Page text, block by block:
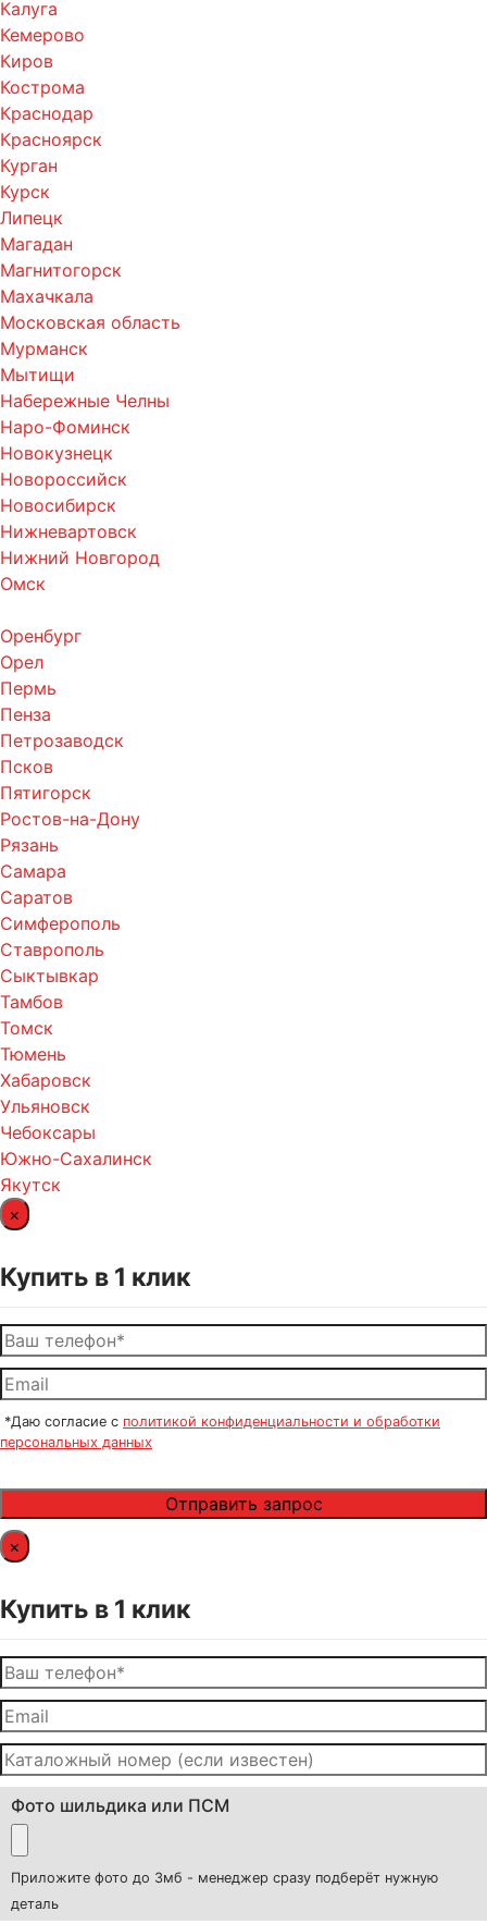
Калуга
Кемерово
Киров
Кострома
Краснодар
Красноярск
Курган
Курск
Липецк
Магадан
Магнитогорск
Махачкала
Московская область
Мурманск
Мытищи
Набережные Челны
Наро-Фоминск
Новокузнецк
Новороссийск
Новосибирск
Нижневартовск
Нижний Новгород
Омск
Оренбург
Орел
Пермь
Пенза
Петрозаводск
Псков
Пятигорск
Ростов-на-Дону
Рязань
Самара
Саратов
Симферополь
Ставрополь
Сыктывкар
Тамбов
Томск
Тюмень
Хабаровск
Ульяновск
Чебоксары
Южно-Сахалинск
Якутск
×
Купить в 1 клик
*Даю согласие с политикой конфиденциальности и обработки
персональных данных
×
Купить в 1 клик
Фото шильдика или ПСМ
Приложите фото до 3мб - менеджер сразу подберёт нужную
деталь